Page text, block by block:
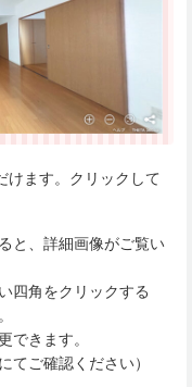
けます。クリックして
と、詳細画像がご覧い
四角をクリックする
きます。
てご確認ください）